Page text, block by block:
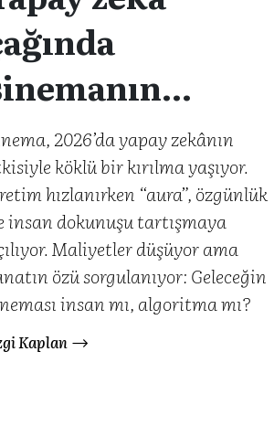
2026’da yapay zekânın
köklü bir kırılma yaşıyor.
hızlanırken “aura”, özgünlük
insan dokunuşu tartışmaya
Maliyetler düşüyor ama
özü sorgulanıyor: Geleceğin
insan mı, algoritma mı?
Kaplan